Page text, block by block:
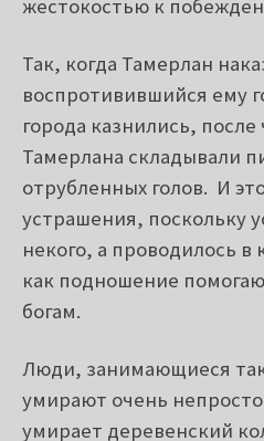
жестокостью к
Так, когда Тамерлан
воспротивившийся ему
города казнились,
Тамерлана складывали
отрубленных голов. И
устрашения, поскольку
некого, а проводилось в
как подношение
богам.
Люди, занимающиеся
умирают очень
умирает деревенский